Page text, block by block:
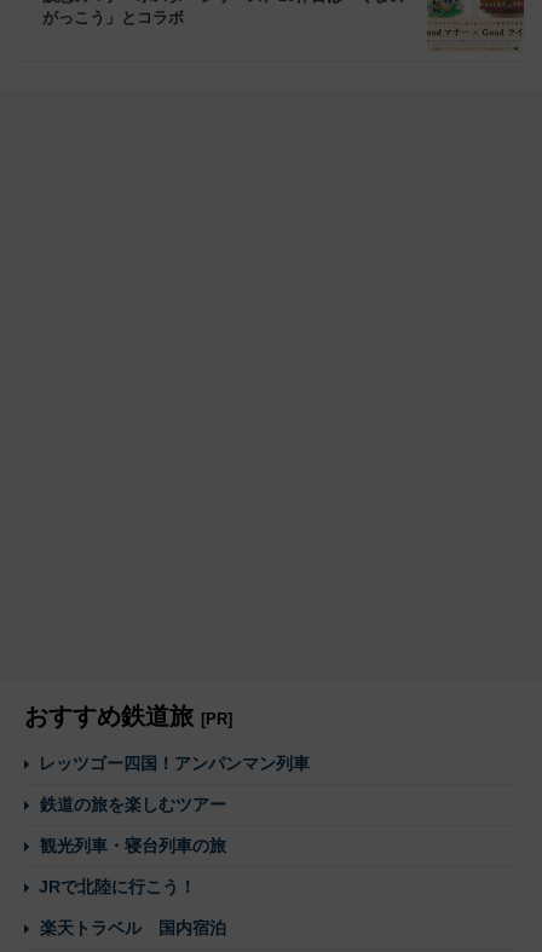
がっこう」とコラボ
おすすめ鉄道旅 [PR]
レッツゴー四国！アンパンマン列車
鉄道の旅を楽しむツアー
観光列車・寝台列車の旅
JRで北陸に行こう！
楽天トラベル 国内宿泊